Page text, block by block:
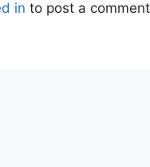
in to post a